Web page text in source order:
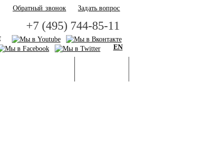
Обратный звонок Задать вопрос
+7 (495) 744-85-11
EN